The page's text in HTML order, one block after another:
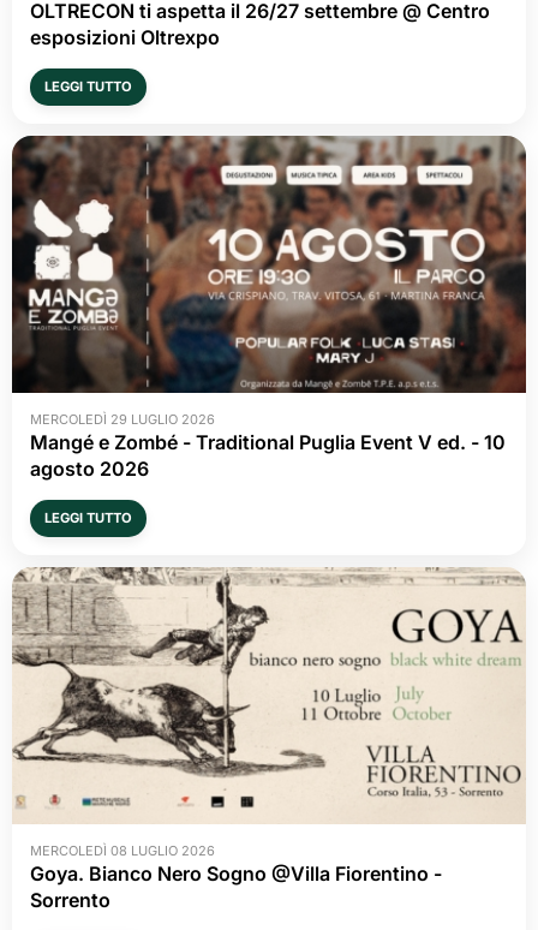
OLTRECON ti aspetta il 26/27 settembre @ Centro
esposizioni Oltrexpo
LEGGI TUTTO
MERCOLEDÌ 29 LUGLIO 2026
Mangé e Zombé - Traditional Puglia Event V ed. - 10
agosto 2026
LEGGI TUTTO
MERCOLEDÌ 08 LUGLIO 2026
Goya. Bianco Nero Sogno @Villa Fiorentino -
Sorrento